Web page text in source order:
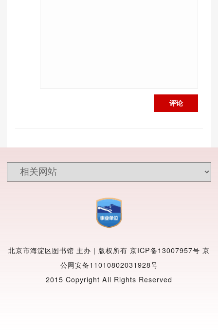
评论
北京市海淀区图书馆 主办 | 版权所有 京ICP备13007957号 京
公网安备11010802031928号
2015 Copyright All Rights Reserved